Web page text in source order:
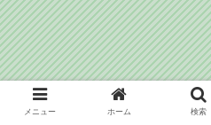
メニュー ホーム 検索